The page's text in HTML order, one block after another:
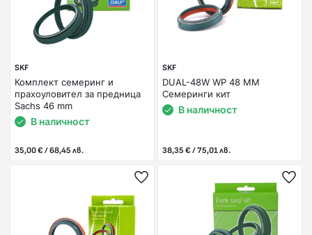
SKF
Комплект семеринг и
прахоуловител за предница
Sachs 46 mm
В наличност
35,00 € / 68,45 лв.
SKF
DUAL-48W WP 48 MM
Семеринги кит
В наличност
38,35 € / 75,01 лв.